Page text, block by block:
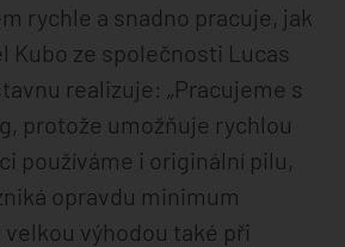
rychle a snadno pracuje, jak
Kubo ze společnosti Lucas
realizuje: „Pracujeme s
protože umožňuje rychlou
používáme i originální pilu,
opravdu minimum
velkou výhodou také při